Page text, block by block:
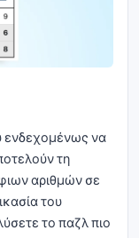
ενδεχομένως να
τη
αριθμών σε
του
το παζλ πιο